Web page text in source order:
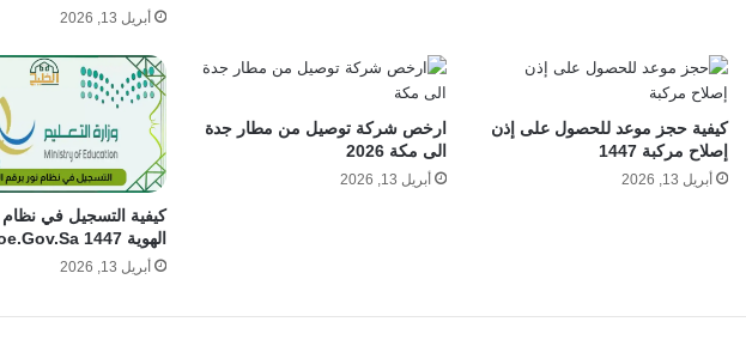
أبريل 13, 2026
كيفية حجز موعد للحصول على إذن
إصلاح مركبة 1447
أبريل 13, 2026
ارخص شركة توصيل من مطار جدة
الى مكة 2026
أبريل 13, 2026
كيفية التسجيل في نظام
الهوية 1447 Noor.Moe.Gov.Sa
أبريل 13, 2026